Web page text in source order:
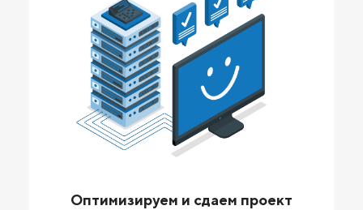
Оптимизируем и сдаем проект